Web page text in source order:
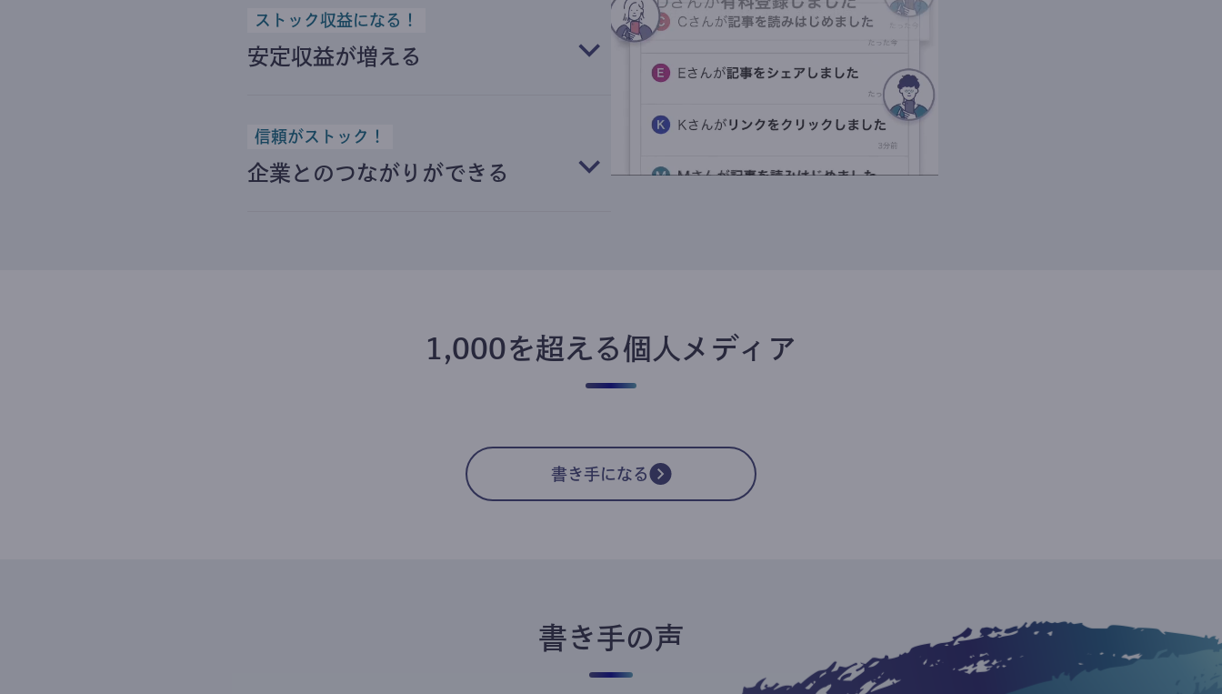
ストック収益になる！
安定収益が増える
信頼がストック！
企業とのつながりができる
1,000を超える個人メディア
書き手になる
書き手の声